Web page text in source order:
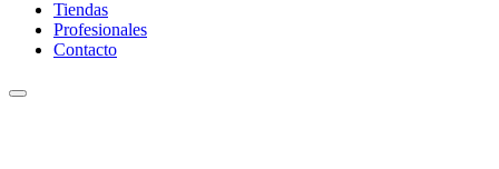
Tiendas
Profesionales
Contacto